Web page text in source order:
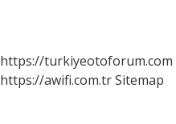
https://turkiyeotoforum.com
https://awifi.com.trSitemap